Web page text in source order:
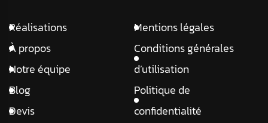
Réalisations
À propos
Notre équipe
Blog
Devis
Mentions légales
Conditions générales
d’utilisation
Politique de
confidentialité